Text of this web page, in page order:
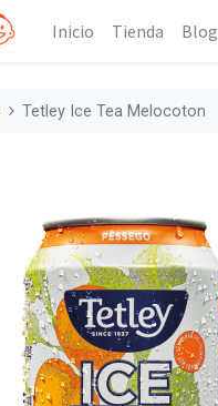
Inicio Tienda Blog
Tetley Ice Tea Melocoton